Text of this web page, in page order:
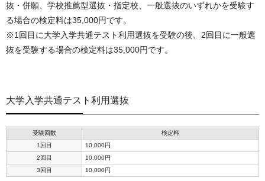
抜・併願、学校推薦型選抜・指定校、一般選抜のいずれかを受験す
る場合の検定料は35,000円です。
※1回目に大学入学共通テスト利用選抜を受験の後、2回目に一般選
抜を受験する場合の検定料は35,000円です。
大学入学共通テスト利用選抜
受験回数
検定料
1回目
10,000円
2回目
10,000円
3回目
10,000円